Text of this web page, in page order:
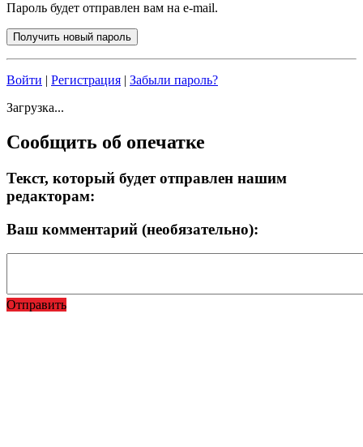
Пароль будет отправлен вам на e-mail.
Войти | Регистрация | Забыли пароль?
Загрузка...
Сообщить об опечатке
Текст, который будет отправлен нашим
редакторам:
Ваш комментарий (необязательно):
Отправить